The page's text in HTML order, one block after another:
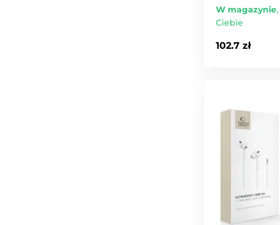
W magazynie,
Ciebie
102.7 zł